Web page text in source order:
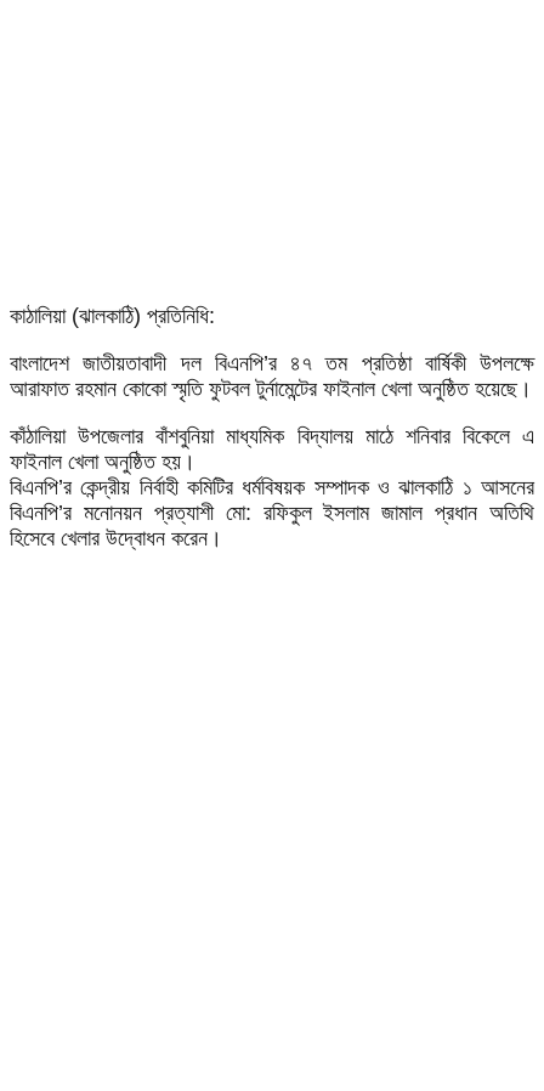
কাঠালিয়া (ঝালকাঠি) প্রতিনিধি:
বাংলাদেশ জাতীয়তাবাদী দল বিএনপি’র ৪৭ তম প্রতিষ্ঠা বার্ষিকী উপলক্ষে
আরাফাত রহমান কোকো স্মৃতি ফুটবল টুর্নামেন্টের ফাইনাল খেলা অনুষ্ঠিত হয়েছে।
কাঁঠালিয়া উপজেলার বাঁশবুনিয়া মাধ্যমিক বিদ্যালয় মাঠে শনিবার বিকেলে এ
ফাইনাল খেলা অনুষ্ঠিত হয়।
বিএনপি’র কেন্দ্রীয় নির্বাহী কমিটির ধর্মবিষয়ক সম্পাদক ও ঝালকাঠি ১ আসনের
বিএনপি’র মনোনয়ন প্রত্যাশী মো: রফিকুল ইসলাম জামাল প্রধান অতিথি
হিসেবে খেলার উদ্বোধন করেন।